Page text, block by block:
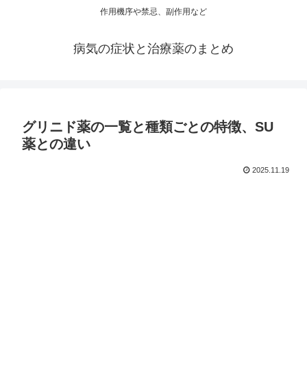
作用機序や禁忌、副作用など
病気の症状と治療薬のまとめ
グリニド薬の一覧と種類ごとの特徴、SU
薬との違い
2025.11.19